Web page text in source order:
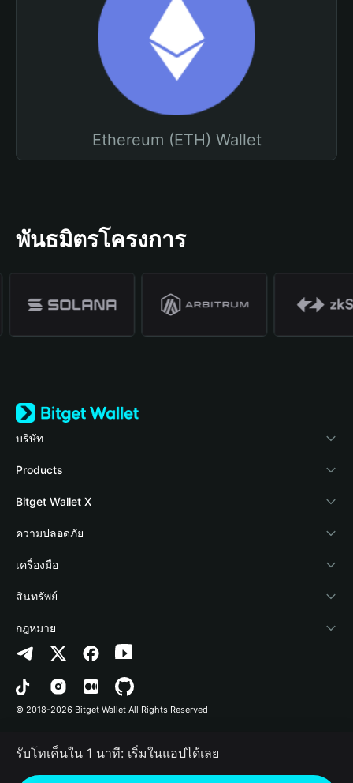
Ethereum (ETH) Wallet
พันธมิตรโครงการ
บริษัท
เกี่ยวกับ Bitget Wallet
Blog
Academy
ข่าวสารด้านคริปโต
ศูนย์ช่วยเหลือ
ติดต่อเรา
ทรัพยากรข้อมูลของแบรนด์
อาชีพ
Products
Crypto Card
Stablecoin Earn
Payfi Crypto
Crypto Swap API
Altcoin Season Index
Prediction Markets
DApp
RWA
Bitget Wallet X
นักพัฒนา
เชื่อมต่อ Wallet
Bitget Wallet Pay
ลิสต์โปรเจกต์
ความปลอดภัย
Protection Fund
เทคโนโลยีความปลอดภัย
เครื่องมือ
ซื้อคริปโต
การตรวจจับการอนุญาต
การตรวจจับสัญญา
การโอนเป็นชุด
สินทรัพย์
Arbitrum
Avalanche
Bitcoin
Polygon
กฎหมาย
นโยบายความเป็นส่วนตัว
ข้อตกลงในการใช้บริการ
© 2018-2026 Bitget Wallet All Rights Reserved
รับโทเค็นใน 1 นาที: เริ่มในแอปได้เลย